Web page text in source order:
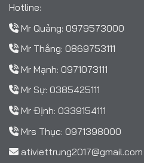
Hotline:
Mr Quảng: 0979573000
Mr Thắng: 0869753111
Mr Mạnh: 0971073111
Mr Sự: 0385425111
Mr Định: 0339154111
Mrs Thục: 0971398000
ativiettrung2017@gmail.com